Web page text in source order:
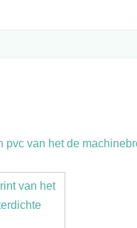
van het de
van het